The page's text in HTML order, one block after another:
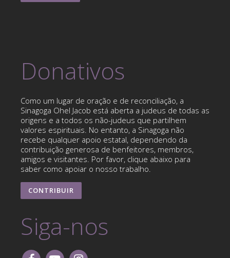
Donativos
Como um lugar de oração e de reconciliação, a
Sinagoga Ohel Jacob está aberta a judeus de todas as
origens e a todos os não-judeus que partilhem
valores espirituais. No entanto, a Sinagoga não
recebe qualquer apoio estatal, dependendo da
contribuição generosa de benfeitores, membros,
amigos e visitantes. Por favor, clique abaixo para
saber como apoiar o nosso trabalho.
CONTRIBUIR
Siga-nos